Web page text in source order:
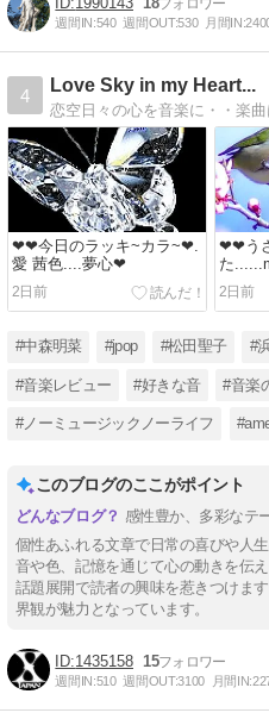
週間IN:540 週間OUT:530 月間IN:
4
Love Sky in my Heart...
恋空日々の心を音楽に・・楽曲
❤❤今日のラッキ~カラ~❤.
愛 茜色....夢心❤
2日前
❤❤う
た
2日前
#中森明菜 #jpop #松田聖子 #
#音楽レビュー #好きな音 #音楽
#ノーミュージックノーライフ
このブログのここがポイント
感性豊か、多彩なテ
個性あふれる文章で日常の喜びや人
音や色、記憶を通じて心の動きを伝
話題展開で読者の興味を惹きつけま
界観が魅力となっています。
1435158 15
週間IN:510 週間OUT:3100 月間IN: